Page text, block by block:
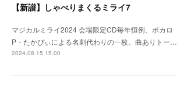
【新譜】しゃべりまくるミライ7
マジカルミライ2024 会場限定CD毎年恒例、ボカロ
P・たかぴぃによる名刺代わりの一枚。曲ありトー…
2024.08.15 15:00